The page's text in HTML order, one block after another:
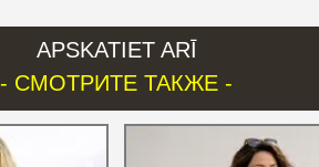
APSKATIET ARĪ
- СМОТРИТЕ ТАКЖЕ -